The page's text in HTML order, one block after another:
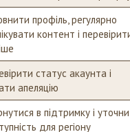
профіль, регулярно
контент і
статус акаунта і
апеляцію
в підтримку і
для регіону